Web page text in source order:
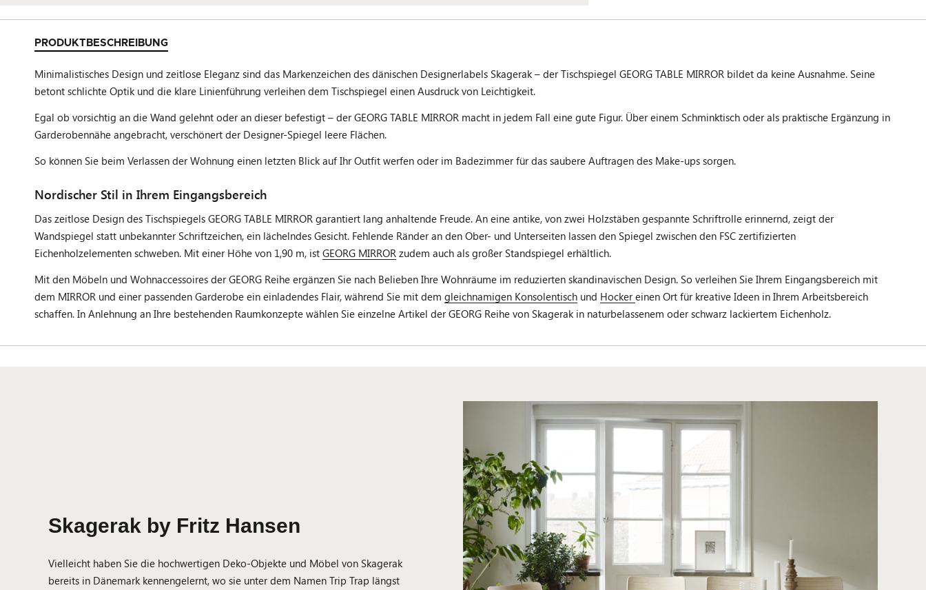
PRODUKTBESCHREIBUNG
Minimalistisches Design und zeitlose Eleganz sind das Markenzeichen des dänischen Designerlabels Skagerak – der Tischspiegel GEORG TABLE MIRROR bildet da keine Ausnahme. Seine
betont schlichte Optik und die klare Linienführung verleihen dem Tischspiegel einen Ausdruck von Leichtigkeit.
Egal ob vorsichtig an die Wand gelehnt oder an dieser befestigt – der GEORG TABLE MIRROR macht in jedem Fall eine gute Figur. Über einem Schminktisch oder als praktische Ergänzung in
Garderobennähe angebracht, verschönert der Designer-Spiegel leere Flächen.
So können Sie beim Verlassen der Wohnung einen letzten Blick auf Ihr Outfit werfen oder im Badezimmer für das saubere Auftragen des Make-ups sorgen.
Nordischer Stil in Ihrem Eingangsbereich
Das zeitlose Design des Tischspiegels GEORG TABLE MIRROR garantiert lang anhaltende Freude. An eine antike, von zwei Holzstäben gespannte Schriftrolle erinnernd, zeigt der
Wandspiegel statt unbekannter Schriftzeichen, ein lächelndes Gesicht. Fehlende Ränder an den Ober- und Unterseiten lassen den Spiegel zwischen den FSC zertifizierten
Eichenholzelementen schweben. Mit einer Höhe von 1,90 m, ist GEORG MIRROR zudem auch als großer Standspiegel erhältlich.
Mit den Möbeln und Wohnaccessoires der GEORG Reihe ergänzen Sie nach Belieben Ihre Wohnräume im reduzierten skandinavischen Design. So verleihen Sie Ihrem Eingangsbereich mit
dem MIRROR und einer passenden Garderobe ein einladendes Flair, während Sie mit dem gleichnamigen Konsolentisch und Hockereinen Ort für kreative Ideen in Ihrem Arbeitsbereich
schaffen. In Anlehnung an Ihre bestehenden Raumkonzepte wählen Sie einzelne Artikel der GEORG Reihe von Skagerak in naturbelassenem oder schwarz lackiertem Eichenholz.
Skagerak by Fritz Hansen
Vielleicht haben Sie die hochwertigen Deko-Objekte und Möbel von Skagerak
bereits in Dänemark kennengelernt, wo sie unter dem Namen Trip Trap längst